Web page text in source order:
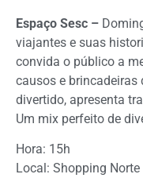
Espaço Sesc –
viajantes e suas
convida o público a
causos e brincadeiras
divertido, apresenta
Um mix perfeito de
Hora: 15h
Local: Shopping